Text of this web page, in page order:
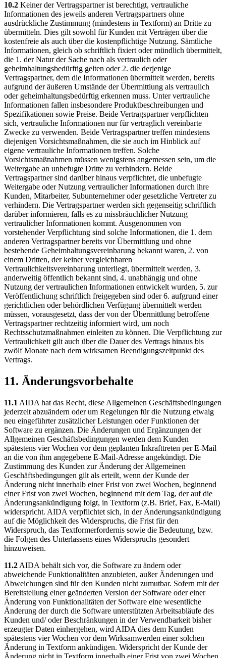
10.2 Keiner der Vertragspartner ist berechtigt, vertrauliche
Informationen des jeweils anderen Vertragspartners ohne
ausdrückliche Zustimmung (mindestens in Textform) an Dritte zu
übermitteln. Dies gilt sowohl für Kunden mit Verträgen über die
kostenfreie als auch über die kostenpflichtige Nutzung. Sämtliche
Informationen, gleich ob schriftlich fixiert oder mündlich übermittelt,
die 1. der Natur der Sache nach als vertraulich oder
geheimhaltungsbedürftig gelten oder 2. die derjenige
Vertragspartner, dem die Informationen übermittelt werden, bereits
aufgrund der äußeren Umstände der Übermittlung als vertraulich
oder geheimhaltungsbedürftig erkennen muss. Unter vertrauliche
Informationen fallen insbesondere Produktbeschreibungen und
Spezifikationen sowie Preise. Beide Vertragspartner verpflichten
sich, vertrauliche Informationen nur für vertraglich vereinbarte
Zwecke zu verwenden. Beide Vertragspartner treffen mindestens
diejenigen Vorsichtsmaßnahmen, die sie auch im Hinblick auf
eigene vertrauliche Informationen treffen. Solche
Vorsichtsmaßnahmen müssen wenigstens angemessen sein, um die
Weitergabe an unbefugte Dritte zu verhindern. Beide
Vertragspartner sind darüber hinaus verpflichtet, die unbefugte
Weitergabe oder Nutzung vertraulicher Informationen durch ihre
Kunden, Mitarbeiter, Subunternehmer oder gesetzliche Vertreter zu
verhindern. Die Vertragspartner werden sich gegenseitig schriftlich
darüber informieren, falls es zu missbräuchlicher Nutzung
vertraulicher Informationen kommt. Ausgenommen von
vorstehender Verpflichtung sind solche Informationen, die 1. dem
anderen Vertragspartner bereits vor Übermittlung und ohne
bestehende Geheimhaltungsvereinbarung bekannt waren, 2. von
einem Dritten, der keiner vergleichbaren
Vertraulichkeitsvereinbarung unterliegt, übermittelt werden, 3.
anderweitig öffentlich bekannt sind, 4. unabhängig und ohne
Nutzung der vertraulichen Informationen entwickelt wurden, 5. zur
Veröffentlichung schriftlich freigegeben sind oder 6. aufgrund einer
gerichtlichen oder behördlichen Verfügung übermittelt werden
müssen, vorausgesetzt, dass der von der Übermittlung betroffene
Vertragspartner rechtzeitig informiert wird, um noch
Rechtsschutzmaßnahmen einleiten zu können. Die Verpflichtung zur
Vertraulichkeit gilt auch über die Dauer des Vertrags hinaus bis
zwölf Monate nach dem wirksamen Beendigungszeitpunkt des
Vertrags.
11. Änderungsvorbehalte
11.1 AIDA hat das Recht, diese Allgemeinen Geschäftsbedingungen
jederzeit abzuändern oder um Regelungen für die Nutzung etwaig
neu eingeführter zusätzlicher Leistungen oder Funktionen der
Software zu ergänzen. Die Änderungen und Ergänzungen der
Allgemeinen Geschäftsbedingungen werden dem Kunden
spätestens vier Wochen vor dem geplanten Inkrafttreten per E-Mail
an die von ihm angegebene E-Mail-Adresse angekündigt. Die
Zustimmung des Kunden zur Änderung der Allgemeinen
Geschäftsbedingungen gilt als erteilt, wenn der Kunde der
Änderung nicht innerhalb einer Frist von zwei Wochen, beginnend
einer Frist von zwei Wochen, beginnend mit dem Tag, der auf die
Änderungsankündigung folgt, in Textform (z.B. Brief, Fax, E-Mail)
widerspricht. AIDA verpflichtet sich, in der Änderungsankündigung
auf die Möglichkeit des Widerspruchs, die Frist für den
Widerspruch, das Textformerfordernis sowie die Bedeutung, bzw.
die Folgen des Unterlassens eines Widerspruchs gesondert
hinzuweisen.
11.2 AIDA behält sich vor, die Software zu ändern oder
abweichende Funktionalitäten anzubieten, außer Änderungen und
Abweichungen sind für den Kunden nicht zumutbar. Sofern mit der
Bereitstellung einer geänderten Version der Software oder einer
Änderung von Funktionalitäten der Software eine wesentliche
Änderung der durch die Software unterstützten Arbeitsabläufe des
Kunden und/ oder Beschränkungen in der Verwendbarkeit bisher
erzeugter Daten einhergehen, wird AIDA dies dem Kunden
spätestens vier Wochen vor dem Wirksamwerden einer solchen
Änderung in Textform ankündigen. Widerspricht der Kunde der
Änderung nicht in Textform innerhalb einer Frist von zwei Wochen